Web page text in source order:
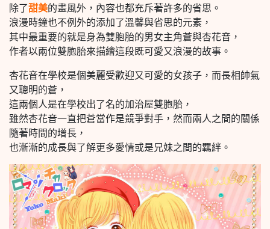
除了甜美的畫風外，內容也都充斥著許多的省思。
浪漫時鐘也不例外的添加了溫馨與省思的元素，
其中最重要的就是身為雙胞胎的男女主角蒼與杏花音，
作者以兩位雙胞胎來描繪這段既可愛又浪漫的故事。
杏花音在學校是個美麗受歡迎又可愛的女孩子，而長相帥氣
又聰明的蒼，
這兩個人是在學校出了名的加治屋雙胞胎，
雖然杏花音一直把蒼當作是競爭對手，然而兩人之間的關係
隨著時間的增長，
也漸漸的成長與了解更多愛情或是兄妹之間的羈絆。